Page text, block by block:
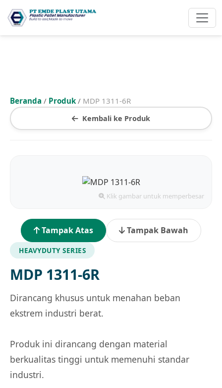
Kembali ke Produk
Beranda / Produk/ MDP 1311-6R
Klik gambar untuk memperbesar
Tampak Atas Tampak Bawah
HEAVYDUTY SERIES
MDP 1311-6R
Dirancang khusus untuk menahan beban
ekstrem industri berat.
Produk ini dirancang dengan material
berkualitas tinggi untuk memenuhi standar
industri.